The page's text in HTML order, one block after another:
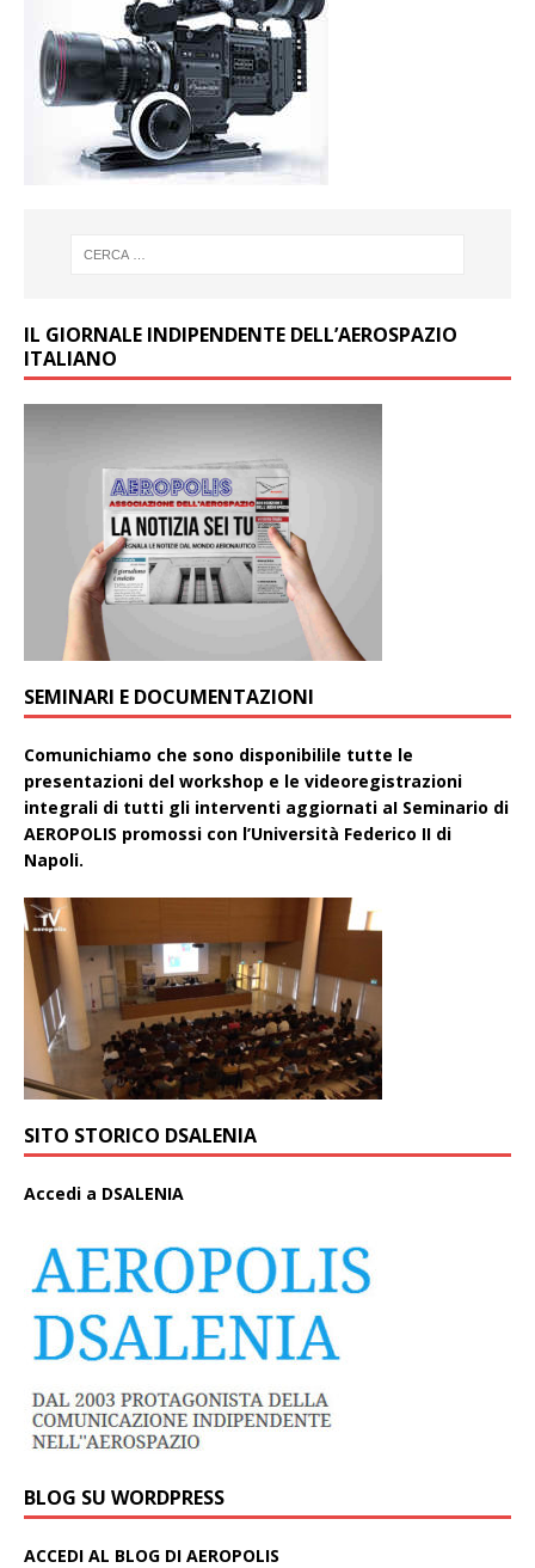
IL GIORNALE INDIPENDENTE DELL’AEROSPAZIO
ITALIANO
SEMINARI E DOCUMENTAZIONI
Comunichiamo che sono disponibilile tutte le
presentazioni del workshop e le videoregistrazioni
integrali di tutti gli interventi aggiornati aI Seminario di
AEROPOLIS promossi con l’Università Federico II di
Napoli.
SITO STORICO DSALENIA
Accedi a DSALENIA
BLOG SU WORDPRESS
ACCEDI AL BLOG DI AEROPOLIS